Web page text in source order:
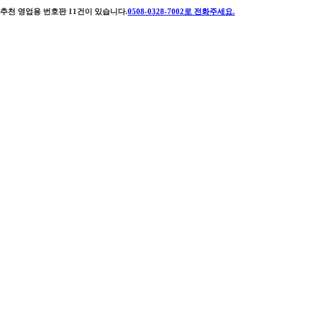
추천 영업용 번호판 11 건이 있습니다.0508-0328-7002 로 전화주세요.